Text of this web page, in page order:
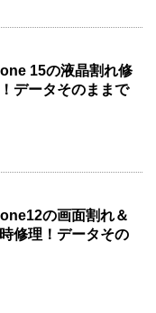
15の液晶割れ修
データそのままで
の画面割れ＆
修理！データその